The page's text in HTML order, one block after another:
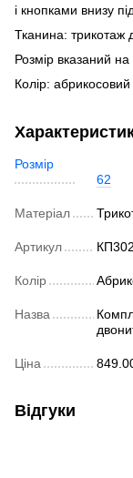
і кнопками внизу
Тканина: трикотаж
Розмір вказаний
Колір:
Розмір
62
Матеріал
Артикул
Колір
Назва
Ціна
Відгуки